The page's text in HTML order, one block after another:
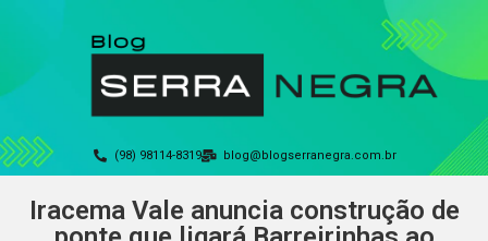
(98) 98114-8319 blog@blogserranegra.com.br
Iracema Vale anuncia construção de